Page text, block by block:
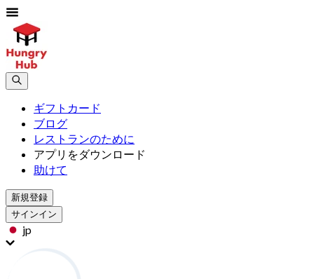
ギフトカード
ブログ
レストランのために
アプリをダウンロード
助けて
新規登録
サインイン
jp